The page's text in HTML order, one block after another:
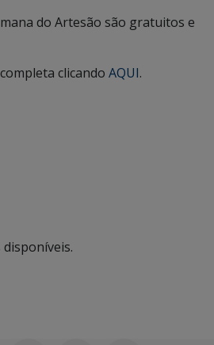
do Artesão são gratuitos e
clicando AQUI.